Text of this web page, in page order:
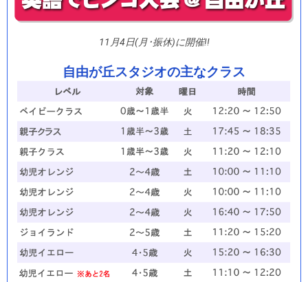
11月4日(月･振休)に開催!!
自由が丘スタジオの主なクラス